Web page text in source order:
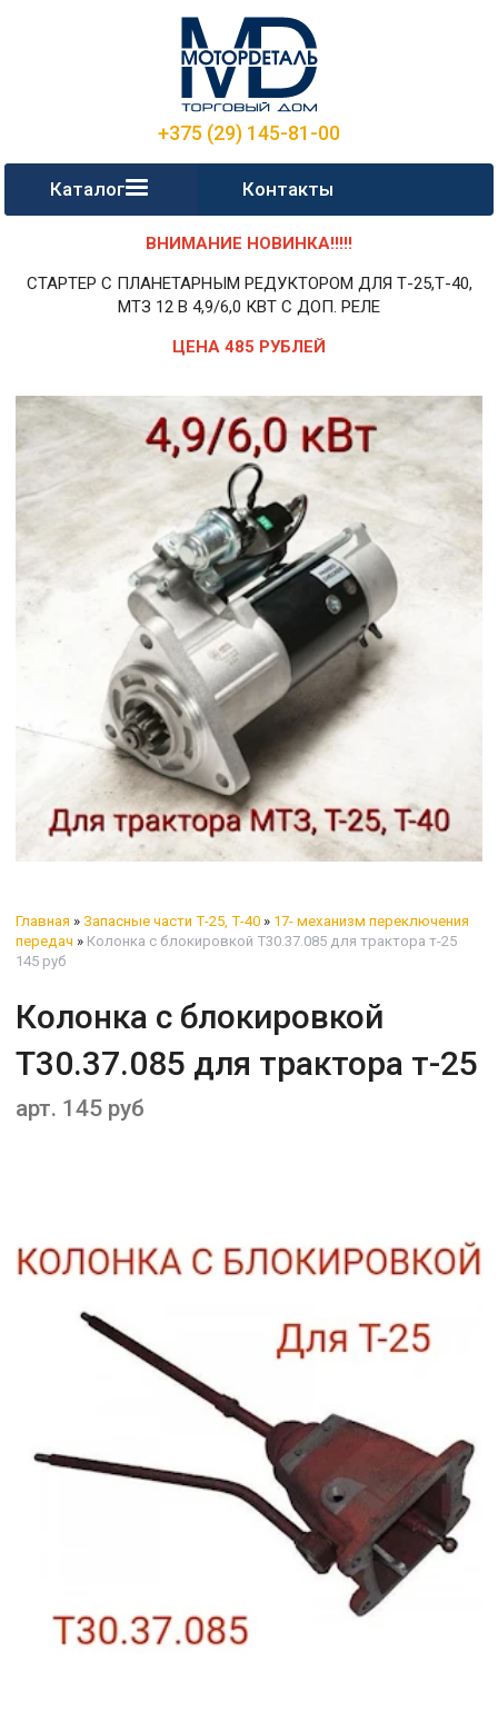
+375 (29) 145-81-00
Каталог Контакты
ВНИМАНИЕ НОВИНКА!!!!!
СТАРТЕР С ПЛАНЕТАРНЫМ РЕДУКТОРОМ ДЛЯ Т-25,Т-40,
МТЗ 12 В 4,9/6,0 КВТ С ДОП. РЕЛЕ
ЦЕНА 485 РУБЛЕЙ
Главная » Запасные части Т-25, Т-40 » 17- механизм переключения
передач » Колонка с блокировкой Т30.37.085 для трактора т-25
145 руб
Колонка с блокировкой
Т30.37.085 для трактора т-25
арт. 145 руб